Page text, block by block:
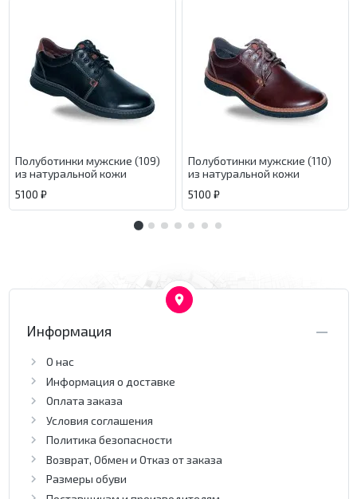
Полуботинки мужские (109)
из натуральной кожи
5100 ₽
Полуботинки мужские (110)
из натуральной кожи
5100 ₽
Информация
О нас
Информация о доставке
Оплата заказа
Условия соглашения
Политика безопасности
Возврат, Обмен и Отказ от заказа
Размеры обуви